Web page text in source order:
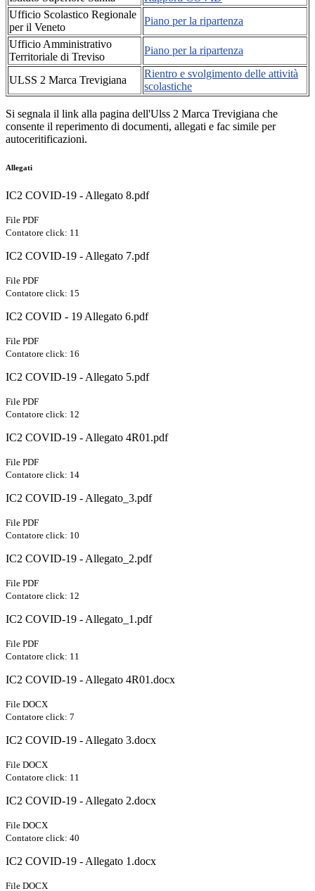
Ufficio Scolastico Regionale
per il Veneto
Piano per la ripartenza
Ufficio Amministrativo
Territoriale di Treviso
Piano per la ripartenza
ULSS 2 Marca Trevigiana
Rientro e svolgimento delle attività
scolastiche
Si segnala il link alla pagina dell'Ulss 2 Marca Trevigiana che
consente il reperimento di documenti, allegati e fac simile per
autoceritificazioni.
Allegati
IC2 COVID-19 - Allegato 8.pdf
File PDF
Contatore click: 11
IC2 COVID-19 - Allegato 7.pdf
File PDF
Contatore click: 15
IC2 COVID - 19 Allegato 6.pdf
File PDF
Contatore click: 16
IC2 COVID-19 - Allegato 5.pdf
File PDF
Contatore click: 12
IC2 COVID-19 - Allegato 4R01.pdf
File PDF
Contatore click: 14
IC2 COVID-19 - Allegato_3.pdf
File PDF
Contatore click: 10
IC2 COVID-19 - Allegato_2.pdf
File PDF
Contatore click: 12
IC2 COVID-19 - Allegato_1.pdf
File PDF
Contatore click: 11
IC2 COVID-19 - Allegato 4R01.docx
File DOCX
Contatore click: 7
IC2 COVID-19 - Allegato 3.docx
File DOCX
Contatore click: 11
IC2 COVID-19 - Allegato 2.docx
File DOCX
Contatore click: 40
IC2 COVID-19 - Allegato 1.docx
File DOCX